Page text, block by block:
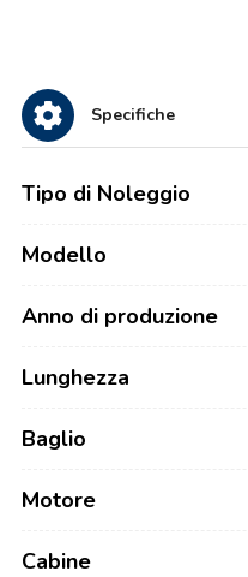
Specifiche
Tipo di Noleggio
Modello
Anno di produzione
Lunghezza
Baglio
Motore
Cabine